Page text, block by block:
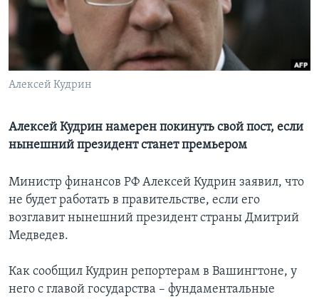
Learning English
СОЦИАЛЬНЫЕ СЕТИ
Языки
Алексей Кудрин
Алексей Кудрин намерен покинуть свой пост, если
нынешний президент станет премьером
Министр финансов РФ Алексей Кудрин заявил, что
не будет работать в правительстве, если его
возглавит нынешний президент страны Дмитрий
Медведев.
Как сообщил Кудрин репортерам в Вашингтоне, у
него с главой государства – фундаментальные